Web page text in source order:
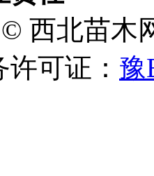
西北苗木
可证： 豫